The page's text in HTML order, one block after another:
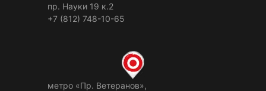
пр. Науки 19 к.2
+7 (812) 748-10-65
метро «Пр. Ветеранов»,